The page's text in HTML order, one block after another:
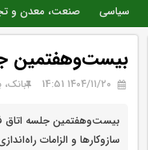
سیاسی صنعت، معدن و
بیست‌وهفتمین
۱۴۰۴/۱۱/۲۰ 14:51
بیست‌وهفتمین جلسه اتاق
سازوکارها و الزامات